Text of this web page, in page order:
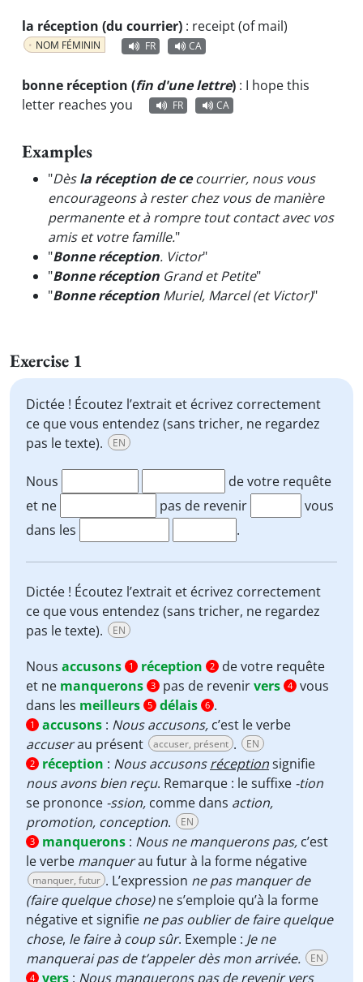
la réception (du courrier) : receipt (of mail)
NOM FÉMININ FR CA
bonne réception (fin d'une lettre) : I hope this
letter reaches you
FR CA
Examples
"Dèsla réception de cecourrier, nous vous
encourageons à rester chez vous de manière
permanente et à rompre tout contact avec vos
amis et votre famille."
"Bonne réception. Victor"
"Bonne réception Grand et Petite"
"Bonne réception Muriel, Marcel (et Victor)"
Exercise 1
Dictée ! Écoutez l’extrait et écrivez correctement
ce que vous entendez (sans tricher, ne regardez
pas le texte).
EN
Nous
de votre requête
et ne
pas de revenir
vous
dans les
.
Dictée ! Écoutez l’extrait et écrivez correctement
ce que vous entendez (sans tricher, ne regardez
pas le texte).
EN
Nous accusons 1 réception 2
de votre requête
et ne manquerons 3 pas de revenirvers 4 vous
dans les meilleurs 5 délais 6 .
1 accusons : Nous accusons, c’est le verbe
accuserau présent accuser, présent . EN
2 réception : Nous accusonsréceptionsignifie
nous avons bien reçu. Remarque : le suffixe -tion
se prononce -ssion, comme dans action,
promotion, conception. EN
3 manquerons : Nous ne manquerons pas, c’est
le verbe manquerau futur à la forme négative
manquer, futur . L’expression ne pas manquer de
(faire quelque chose)ne s’emploie qu’à la forme
négative et signifie ne pas oublier de faire quelque
chose, le faire à coup sûr. Exemple : Je ne
manquerai pas de t’appeler dès mon arrivée.
EN
4 vers : Nous manquerons pas de revenirvers